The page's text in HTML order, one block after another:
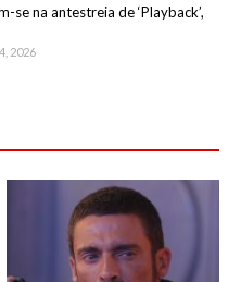
se na antestreia de ‘Playback’,
2026